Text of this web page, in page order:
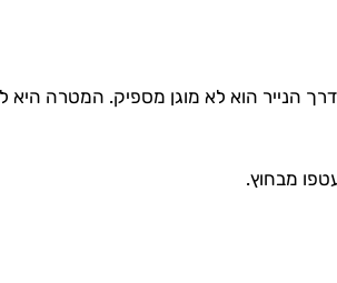
הנייר הוא לא מוגן מספיק. המטרה היא
מבחוץ.